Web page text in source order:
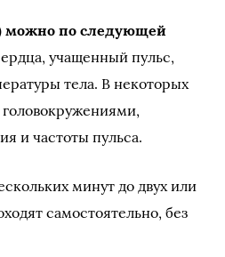
можно по следующей
учащенный пульс,
тела. В некоторых
и частоты пульса.
минут до двух или
самостоятельно, без